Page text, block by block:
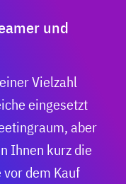
und
Vielzahl
eingesetzt
aber
Ihnen kurz die
dem Kauf